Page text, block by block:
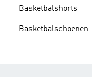
Basketbalshorts
Basketbalschoenen